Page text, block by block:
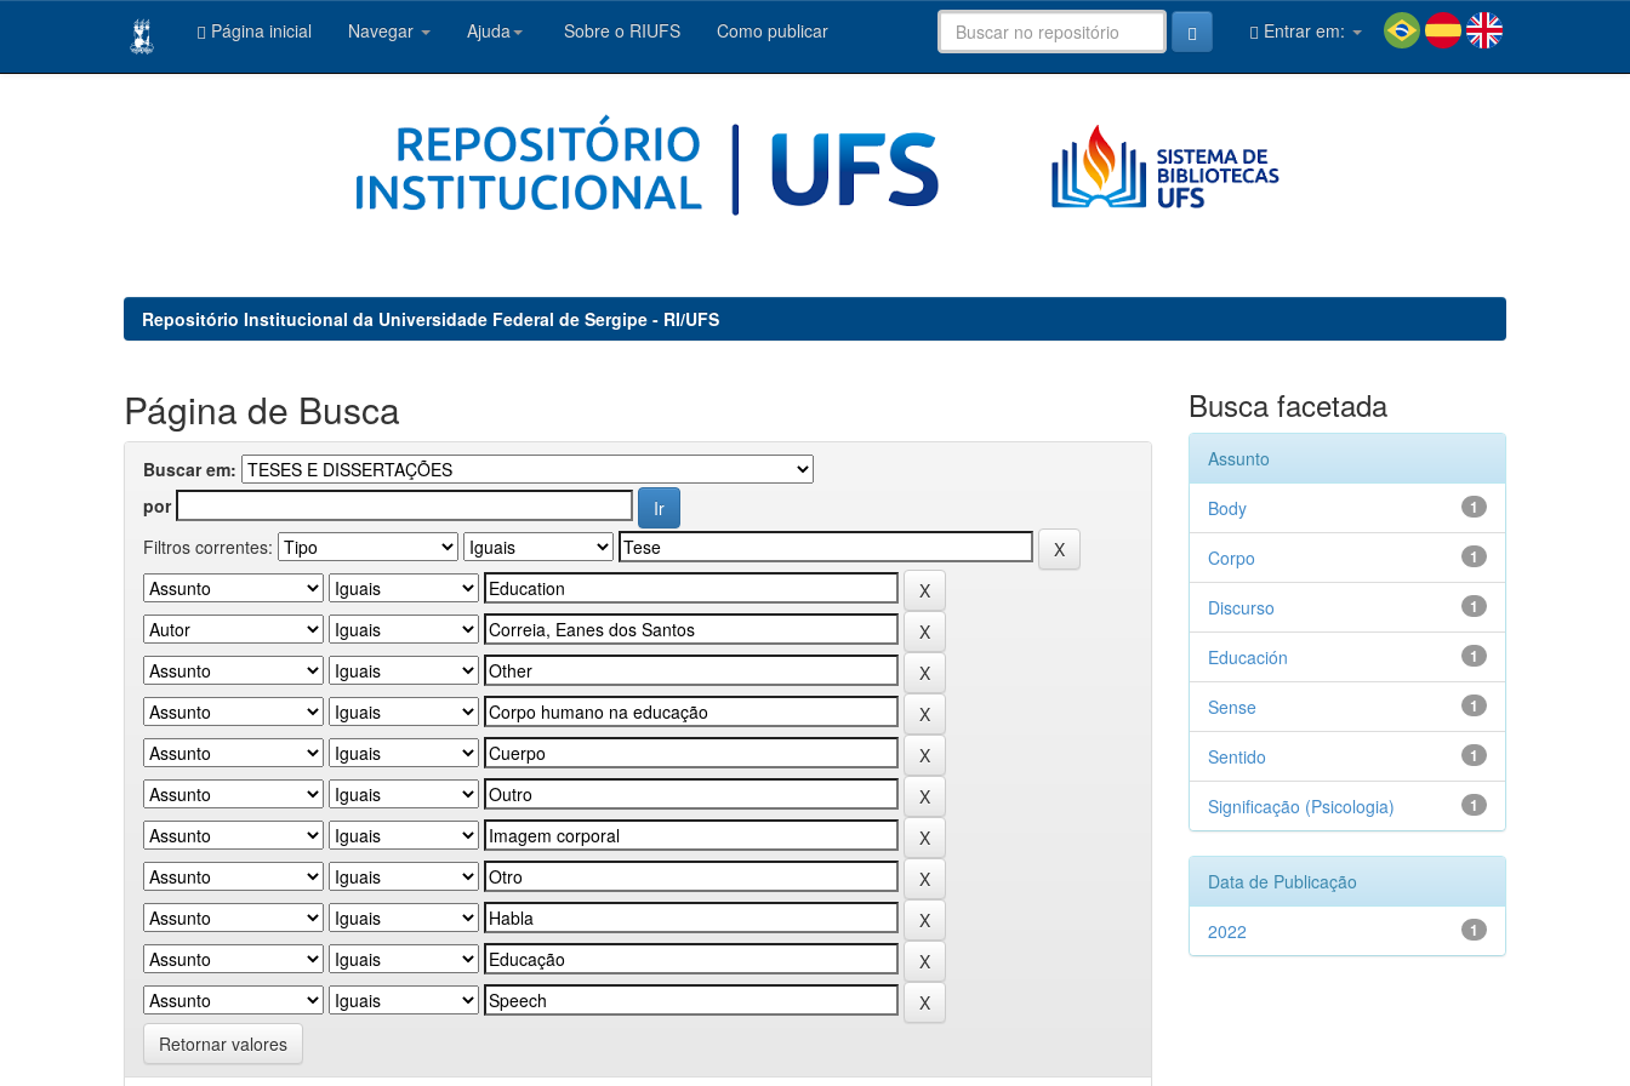
Página inicial Navegar Ajuda Sobre o RIUFS Como publicar Entrar em:
Repositório Institucional da Universidade Federal de Sergipe - RI/UFS
Página de Busca
Buscar em:
por
Filtros correntes:
Retornar valores
Busca facetada
Assunto
1
Body
1
Corpo
1
Discurso
1
Educación
1
Sense
1
Sentido
1
Significação (Psicologia)
Data de Publicação
1
2022